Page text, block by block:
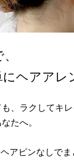
ヘアアレ
も、ラクしてキ
たへ。
アピンなしで